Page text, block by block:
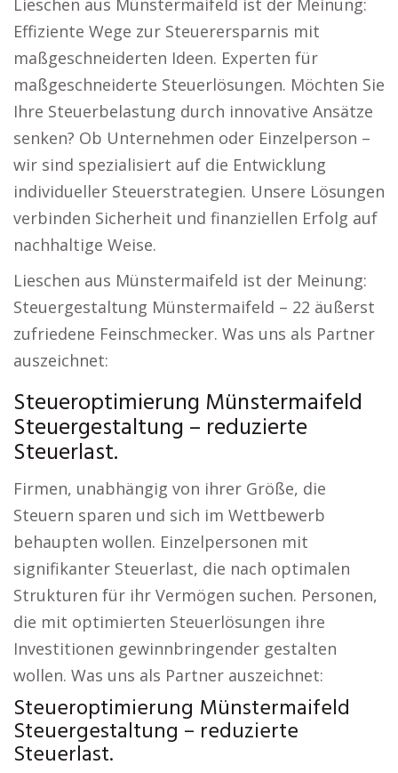
Lieschen aus Münstermaifeld ist der Meinung:
Effiziente Wege zur Steuerersparnis mit
maßgeschneiderten Ideen. Experten für
maßgeschneiderte Steuerlösungen. Möchten Sie
Ihre Steuerbelastung durch innovative Ansätze
senken? Ob Unternehmen oder Einzelperson –
wir sind spezialisiert auf die Entwicklung
individueller Steuerstrategien. Unsere Lösungen
verbinden Sicherheit und finanziellen Erfolg auf
nachhaltige Weise.
Lieschen aus Münstermaifeld ist der Meinung:
Steuergestaltung Münstermaifeld – 22 äußerst
zufriedene Feinschmecker. Was uns als Partner
auszeichnet:
Steueroptimierung Münstermaifeld
Steuergestaltung – reduzierte
Steuerlast.
Firmen, unabhängig von ihrer Größe, die
Steuern sparen und sich im Wettbewerb
behaupten wollen. Einzelpersonen mit
signifikanter Steuerlast, die nach optimalen
Strukturen für ihr Vermögen suchen. Personen,
die mit optimierten Steuerlösungen ihre
Investitionen gewinnbringender gestalten
wollen. Was uns als Partner auszeichnet:
Steueroptimierung Münstermaifeld
Steuergestaltung – reduzierte
Steuerlast.